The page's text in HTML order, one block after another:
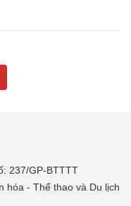
237/GP-BTTTT
hóa - Thể thao và Du lịch